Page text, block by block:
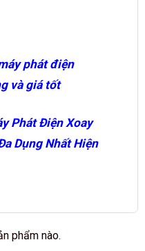
phát điện
và giá tốt
Phát Điện Xoay
Dụng Nhất Hiện
phẩm nào.